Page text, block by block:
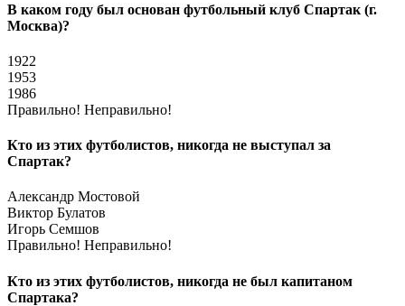
В каком году был основан футбольный клуб Спартак (г.
Москва)?
1922
1953
1986
Правильно! Неправильно!
Кто из этих футболистов, никогда не выступал за
Спартак?
Александр Мостовой
Виктор Булатов
Игорь Семшов
Правильно! Неправильно!
Кто из этих футболистов, никогда не был капитаном
Спартака?